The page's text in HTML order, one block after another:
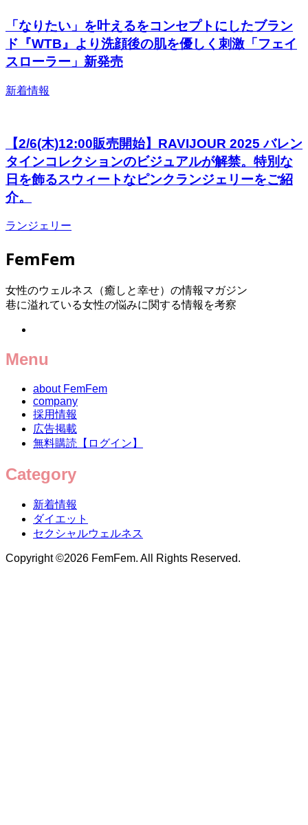
「なりたい」を叶えるをコンセプトにしたブラン
ド『WTB』より洗顔後の肌を優しく刺激「フェイ
スローラー」新発売
新着情報
【2/6(木)12:00販売開始】RAVIJOUR 2025 バレン
タインコレクションのビジュアルが解禁。特別な
⽇を飾るスウィートなピンクランジェリーをご紹
介。
ランジェリー
FemFem
女性のウェルネス（癒しと幸せ）の情報マガジン
巷に溢れている女性の悩みに関する情報を考察
Menu
about FemFem
company
採用情報
広告掲載
無料購読【ログイン】
Category
新着情報
ダイエット
セクシャルウェルネス
Copyright ©2026 FemFem. All Rights Reserved.